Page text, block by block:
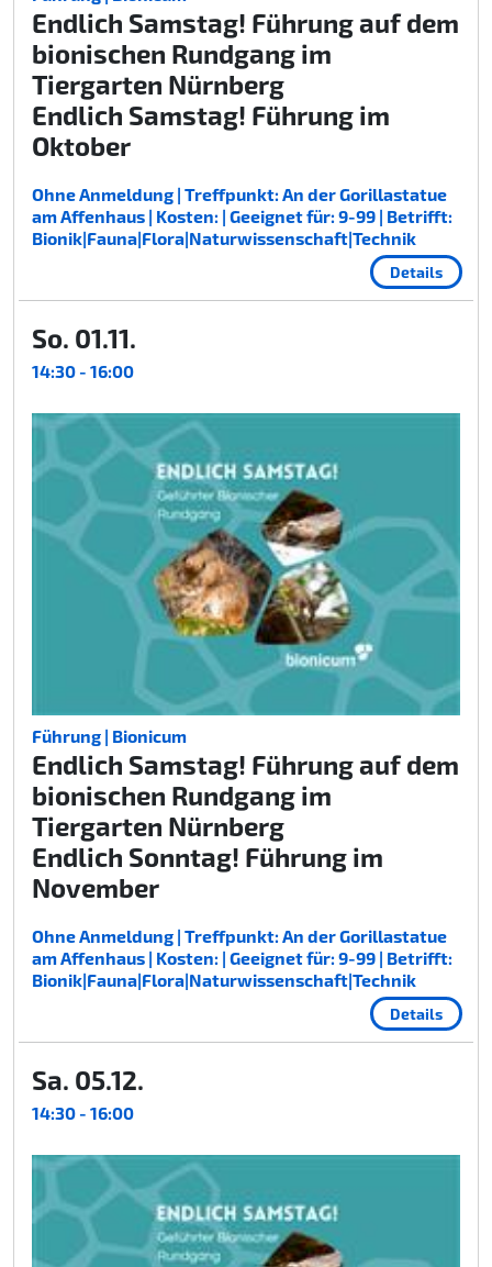
Endlich Samstag! Führung auf dem
bionischen Rundgang im
Tiergarten Nürnberg
Endlich Samstag! Führung im
Oktober
Ohne Anmeldung | Treffpunkt: An der Gorillastatue
am Affenhaus | Kosten: | Geeignet für: 9-99 | Betrifft:
Bionik|Fauna|Flora|Naturwissenschaft|Technik
Details
So. 01.11.
14:30 - 16:00
Führung | Bionicum
Endlich Samstag! Führung auf dem
bionischen Rundgang im
Tiergarten Nürnberg
Endlich Sonntag! Führung im
November
Ohne Anmeldung | Treffpunkt: An der Gorillastatue
am Affenhaus | Kosten: | Geeignet für: 9-99 | Betrifft:
Bionik|Fauna|Flora|Naturwissenschaft|Technik
Details
Sa. 05.12.
14:30 - 16:00